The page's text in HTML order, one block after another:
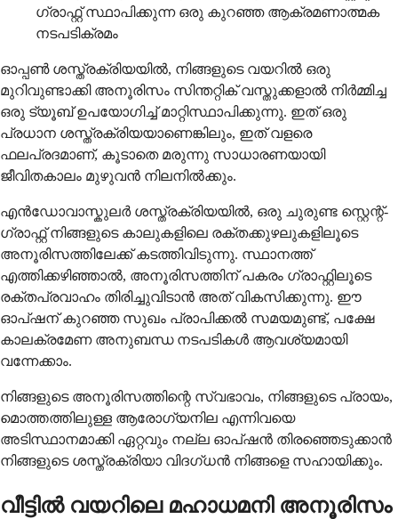
ഗ്രാഫ്റ്റ് സ്ഥാപിക്കുന്ന ഒരു കുറഞ്ഞ ആക്രമണാത്മക
നടപടിക്രമം
ഓപ്പണ്‍ ശസ്ത്രക്രിയയില്‍, നിങ്ങളുടെ വയറില്‍ ഒരു
മുറിവുണ്ടാക്കി അനൂരിസം സിന്തറ്റിക് വസ്തുക്കളാല്‍ നിര്‍മ്മിച്ച
ഒരു ട്യൂബ് ഉപയോഗിച്ച് മാറ്റിസ്ഥാപിക്കുന്നു. ഇത് ഒരു
പ്രധാന ശസ്ത്രക്രിയയാണെങ്കിലും, ഇത് വളരെ
ഫലപ്രദമാണ്, കൂടാതെ മരുന്നു സാധാരണയായി
ജീവിതകാലം മുഴുവന്‍ നിലനില്‍ക്കും.
എൻഡോവാസ്കുലർ ശസ്ത്രക്രിയയിൽ, ഒരു ചുരുണ്ട സ്റ്റെന്റ്-
ഗ്രാഫ്റ്റ് നിങ്ങളുടെ കാലുകളിലെ രക്തക്കുഴലുകളിലൂടെ
അനൂരിസത്തിലേക്ക് കടത്തിവിടുന്നു. സ്ഥാനത്ത്
എത്തിക്കഴിഞ്ഞാൽ, അനൂരിസത്തിന് പകരം ഗ്രാഫ്റ്റിലൂടെ
രക്തപ്രവാഹം തിരിച്ചുവിടാൻ അത് വികസിക്കുന്നു. ഈ
ഓപ്ഷന് കുറഞ്ഞ സുഖം പ്രാപിക്കൽ സമയമുണ്ട്, പക്ഷേ
കാലക്രമേണ അനുബന്ധ നടപടികൾ ആവശ്യമായി
വന്നേക്കാം.
നിങ്ങളുടെ അനൂരിസത്തിന്റെ സ്വഭാവം, നിങ്ങളുടെ പ്രായം,
മൊത്തത്തിലുള്ള ആരോഗ്യനില എന്നിവയെ
അടിസ്ഥാനമാക്കി ഏറ്റവും നല്ല ഓപ്ഷൻ തിരഞ്ഞെടുക്കാൻ
നിങ്ങളുടെ ശസ്ത്രക്രിയാ വിദഗ്ധൻ നിങ്ങളെ സഹായിക്കും.
വീട്ടിൽ വയറിലെ മഹാധമനി അനൂരിസം